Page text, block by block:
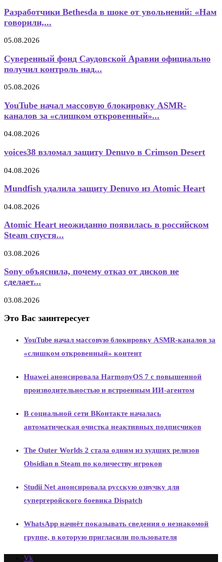
Разработчики Bethesda в шоке от увольнений: «Нам
говорили,...
05.08.2026
Суверенный фонд Саудовской Аравии официально
получил контроль над...
05.08.2026
YouTube начал массовую блокировку ASMR-
каналов за «слишком откровенный»...
04.08.2026
voices38 взломал защиту Denuvo в Crimson Desert
04.08.2026
Mundfish удалила защиту Denuvo из Atomic Heart
04.08.2026
Atomic Heart неожиданно появилась в российском
Steam спустя...
03.08.2026
Sony объяснила, почему отказ от дисков не
сделает...
03.08.2026
Это Вас заинтересует
YouTube начал массовую блокировку ASMR-каналов за
«слишком откровенный» контент
Huawei анонсировала HarmonyOS 7 с повышенной
производительностью и встроенным ИИ-агентом
В социальной сети ВКонтакте началась
автоматическая очистка неактивных подписчиков
The Outer Worlds 2 стала одним из худших релизов
Obsidian в Steam по количеству игроков
Studii Net анонсировала русскую озвучку для
супергеройского боевика Dispatch
WhatsApp начнёт показывать сведения о незнакомой
группе, в которую пригласили пользователя
Vk